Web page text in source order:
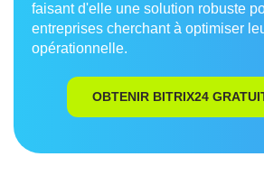
faisant d'elle une solution robuste
entreprises cherchant à optimiser
opérationnelle.
OBTENIR BITRIX24